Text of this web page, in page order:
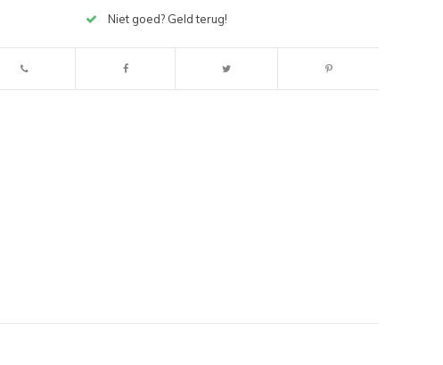
Niet goed? Geld terug!